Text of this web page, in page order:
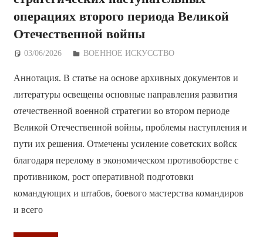
операциях второго периода Великой
Отечественной войны
03/06/2026 Дежурный по Редакции
ВОЕННОЕ ИСКУССТВО
Аннотация. В статье на основе архивных документов и
литературы освещены основные направления развития
отечественной военной стратегии во втором периоде
Великой Отечественной войны, проблемы наступления и
пути их решения. Отмечены усиление советских войск
благодаря перелому в экономическом противоборстве с
противником, рост оперативной подготовки
командующих и штабов, боевого мастерства командиров
и всего